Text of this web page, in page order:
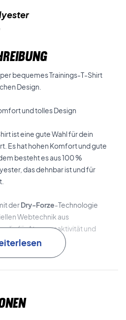
bequemes Trainings-T-Shirt
Design.
und tolles Design
ist eine gute Wahl für dein
Es hat hohen Komfort und gute
besteht es aus 100 %
das dehnbar ist und für
derDry-Forze-Technologie
Webtechnik aus
die für Atmungsaktivität und
Trainings-T-Shirt, das